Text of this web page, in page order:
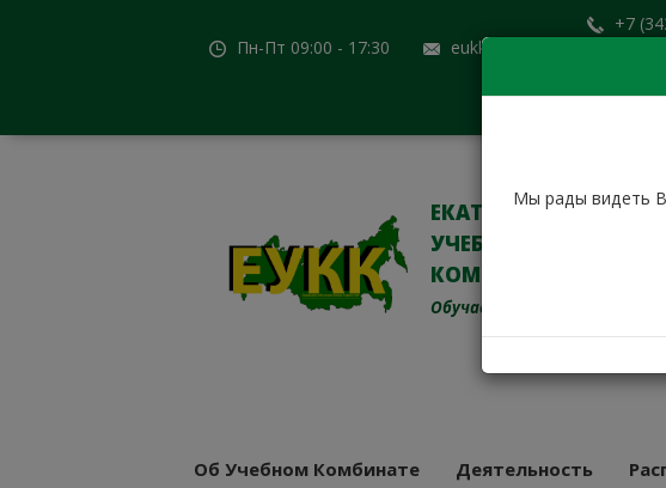
Пн-Пт 09:00 - 17:30 eukk@mail.ru
+7
ЕКАТЕРИНБУРГСКИЙ
УЧЕБНО-КУРСОВОЙ
КОМБИНАТ
Обучаем с 1943 года
Об Учебном Комбинате Деятельность
Мы рады видеть